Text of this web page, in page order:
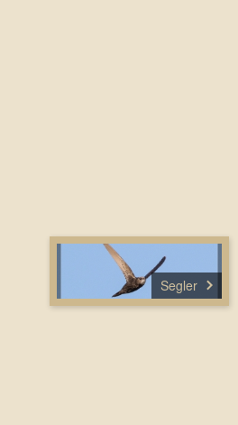
Segler